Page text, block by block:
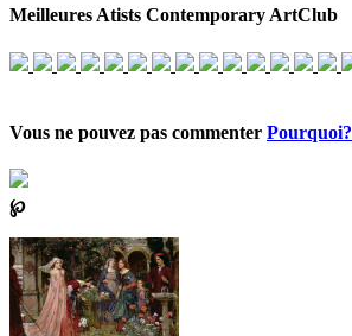
Meilleures Atists Contemporary ArtClub
Vous ne pouvez pas commenter Pourquoi?
℘